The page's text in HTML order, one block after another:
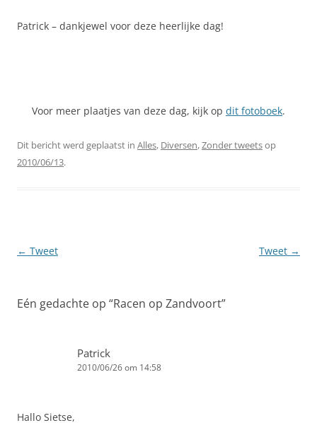
Patrick – dankjewel voor deze heerlijke dag!
Voor meer plaatjes van deze dag, kijk op dit fotoboek.
Dit bericht werd geplaatst in Alles, Diversen,Zonder tweetsop
2010/06/13.
Berichtnavigatie
← Tweet Tweet →
Eén gedachte op “Racen op Zandvoort”
Patrick
2010/06/26 om 14:58
Hallo Sietse,